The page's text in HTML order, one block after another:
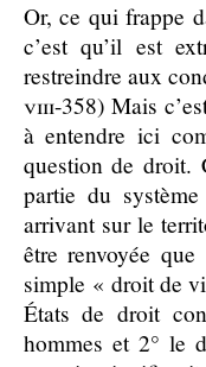
Or, ce qui frappe
c’est qu’il est
restreindre aux
viii-358) Mais
à entendre ici
question de droit.
partie du
arrivant sur le
être renvoyée
simple « droit de
États de droit
hommes et 2° le